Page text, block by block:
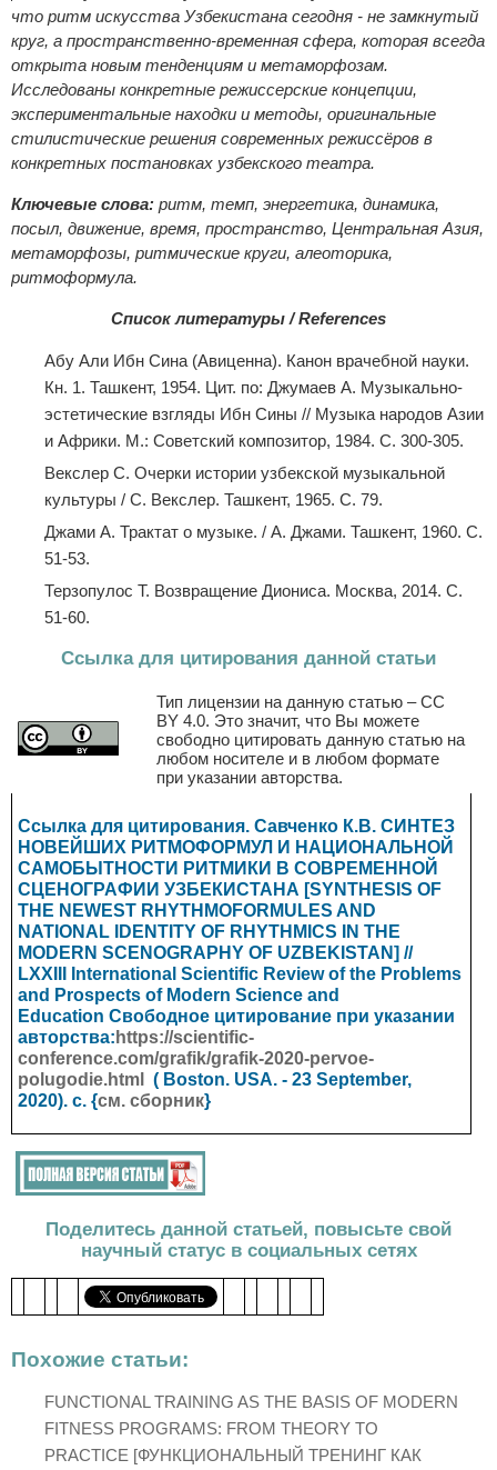
что ритм искусства Узбекистана сегодня - не замкнутый
круг, а пространственно-временная сфера, которая всегда
открыта новым тенденциям и метаморфозам.
Исследованы конкретные режиссерские концепции,
экспериментальные находки и методы, оригинальные
стилистические решения современных режиссёров в
конкретных постановках узбекского театра.
Ключевые слова: ритм, темп, энергетика, динамика,
посыл, движение, время, пространство, Центральная Азия,
метаморфозы, ритмические круги, алеоторика,
ритмоформула.
Список литературы / References
Абу Али Ибн Сина (Авиценна). Канон врачебной науки.
Кн. 1. Ташкент, 1954. Цит. по: Джумаев А. Музыкально-
эстетические взгляды Ибн Сины // Музыка народов Азии
и Африки. М.: Советский композитор, 1984. С. 300-305.
Векслер С. Очерки истории узбекской музыкальной
культуры / С. Векслер. Ташкент, 1965. С. 79.
Джами А. Трактат о музыке. / А. Джами. Ташкент, 1960. С.
51-53.
Терзопулос Т. Возвращение Диониса. Москва, 2014. С.
51-60.
Ссылка для цитирования данной статьи
Тип лицензии на данную статью – CC
BY 4.0. Это значит, что Вы можете
свободно цитировать данную статью на
любом носителе и в любом формате
при указании авторства.
Ссылка для цитирования. Савченко К.В. СИНТЕЗ
НОВЕЙШИХ РИТМОФОРМУЛ И НАЦИОНАЛЬНОЙ
САМОБЫТНОСТИ РИТМИКИ В СОВРЕМЕННОЙ
СЦЕНОГРАФИИ УЗБЕКИСТАНА [SYNTHESIS OF
THE NEWEST RHYTHMOFORMULES AND
NATIONAL IDENTITY OF RHYTHMICS IN THE
MODERN SCENOGRAPHY OF UZBEKISTAN] //
LXXIII International Scientific Review of the Problems
and Prospects of Modern Science and
Education Свободное цитирование при указании
авторства: https://scientific-
conference.com/grafik/grafik-2020-pervoe-
polugodie.html
( Boston. USA. - 23 September,
2020). с. {см. сборник}
Поделитесь данной статьей, повысьте свой
научный статус в социальных сетях
Похожие статьи:
FUNCTIONAL TRAINING AS THE BASIS OF MODERN
FITNESS PROGRAMS: FROM THEORY TO
PRACTICE [ФУНКЦИОНАЛЬНЫЙ ТРЕНИНГ КАК